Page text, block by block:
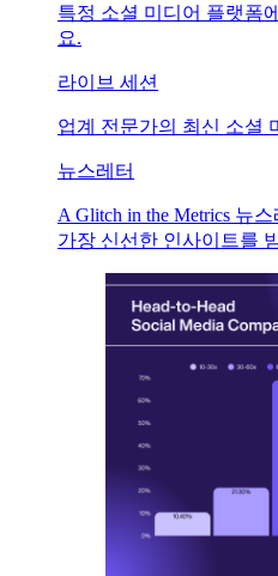
특정 소셜 미디어 플랫폼
요.
라이브 세션
업계 전문가의 최신 소셜
뉴스레터
A Glitch in the Metrics 뉴
가장 신선한 인사이트를